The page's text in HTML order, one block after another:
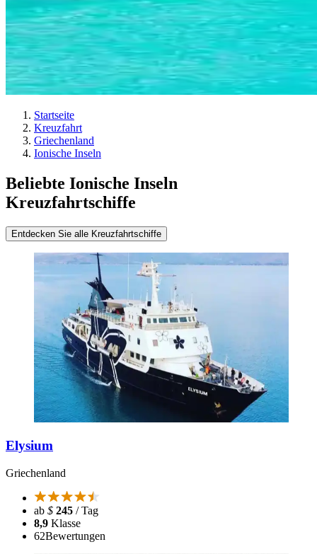
Startseite
Kreuzfahrt
Griechenland
Ionische Inseln
Beliebte Ionische Inseln
Kreuzfahrtschiffe
Entdecken Sie alle Kreuzfahrtschiffe
Elysium
Griechenland
ab $ 245 / Tag
8,9 Klasse
62Bewertungen